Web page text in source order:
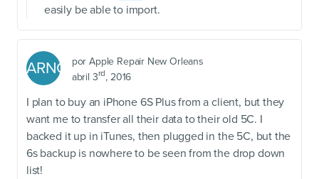
easily be able to import.
ARNO porApple Repair New Orleans
abril 3rd, 2016
I plan to buy an iPhone 6S Plus from a client, but they
want me to transfer all their data to their old 5C. I
backed it up in iTunes, then plugged in the 5C, but the
6s backup is nowhere to be seen from the drop down
list!